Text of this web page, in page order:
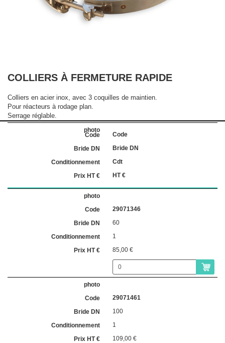
COLLIERS À FERMETURE RAPIDE
Colliers en acier inox, avec 3 coquilles de maintien.
Pour réacteurs à rodage plan.
Serrage réglable.
Code
Bride DN
Cdt
HT €
29071346
60
1
85,00 €
29071461
100
1
109,00 €